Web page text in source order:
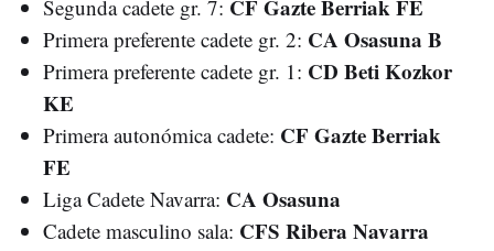
Segunda cadete gr. 7: CF Gazte Berriak FE
Primera preferente cadete gr. 2: CA Osasuna B
Primera preferente cadete gr. 1: CD Beti Kozkor
KE
Primera autonómica cadete: CF Gazte Berriak
FE
Liga Cadete Navarra: CA Osasuna
Cadete masculino sala: CFS Ribera Navarra